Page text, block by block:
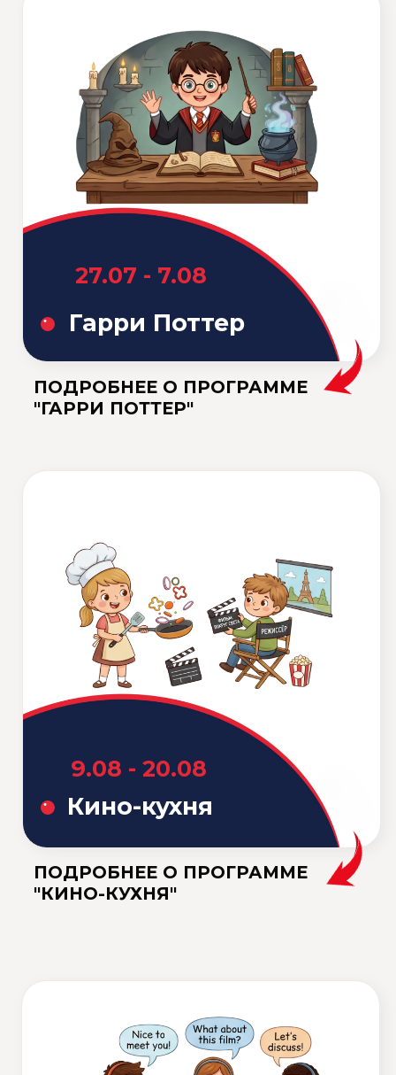
ПОЛУЧИТЬ ОПИСАНИЕ
ПРОГРАММ
ПОДРОБНЕЕ О ПРОГРАММЕ
"ГАРРИ ПОТТЕР"
ПОДРОБНЕЕ О ПРОГРАММЕ
"ШКОЛА УЧЁНЫХ"
ПОДРОБНЕЕ О ПРОГРАММЕ
"БИЗНЕС-КЛУБ"
(Business club)
13.07 - 24.07
27.07 - 7.08
Школа учёных(Science
school)
ПРОГРАММ